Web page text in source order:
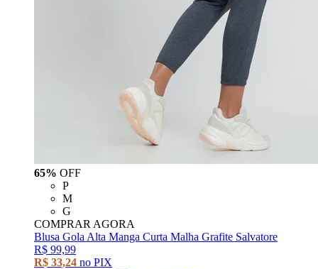
65% OFF
P
M
G
COMPRAR AGORA
Blusa Gola Alta Manga Curta Malha Grafite Salvatore
R$ 99,99
R$ 33,24 no PIX